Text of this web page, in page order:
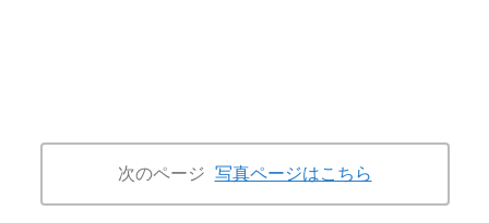
次のページ 写真ページはこちら